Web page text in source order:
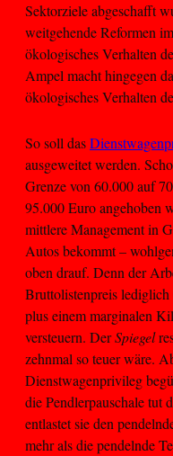
Sektorziele abgeschafft
weitgehende Reformen
ökologisches Verhalten
Ampel macht hingegen
ökologisches Verhalten
So soll das
ausgeweitet werden.
Grenze von 60.000 auf
95.000 Euro angehoben
mittlere Management in
Autos bekommt –
oben drauf. Denn der
Bruttolistenpreis lediglich
plus einem marginalen
versteuern. DerSpiegel
zehnmal so teuer wäre.
Dienstwagenprivileg
die Pendlerpauschale tut
entlastet sie den
mehr als die pendelnde